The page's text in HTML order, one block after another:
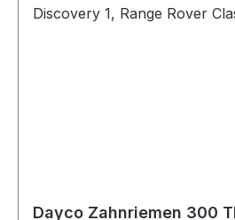
Dayco Zahnriemen 300